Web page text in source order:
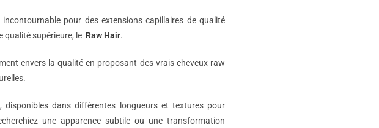
incontournable pour des extensions capillaires de qualité
qualité supérieure, le Raw Hair.
envers la qualité en proposant des vrais cheveux raw
, disponibles dans différentes longueurs et textures pour
une apparence subtile ou une transformation